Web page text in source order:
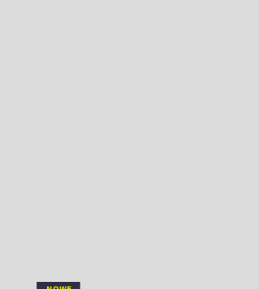
Rangers FC. Relacja na żywo w TVP!